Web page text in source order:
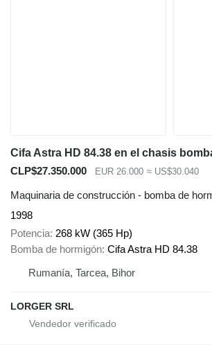
Cifa Astra HD 84.38 en el chasis
CLP$27.350.000
EUR 26.000 ≈ US$30.040
Maquinaria de construcción - bomba de
1998
Potencia 268 kW (365 Hp)
Bomba de hormigón Cifa Astra HD 84.38
Rumanía, Tarcea, Bihor
LORGER SRL